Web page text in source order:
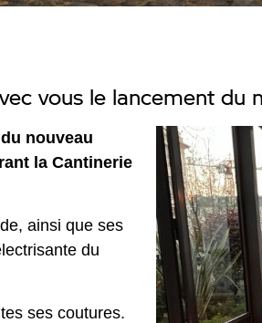
vous le lancement du
nouveau
la Cantinerie
ainsi que ses
du
ses coutures.